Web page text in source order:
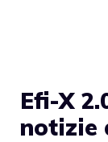
Efi-X
notizie